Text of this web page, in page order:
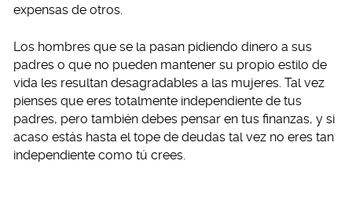
expensas de otros.
Los hombres que se la pasan pidiendo dinero a sus
padres o que no pueden mantener su propio estilo de
vida les resultan desagradables a las mujeres. Tal vez
pienses que eres totalmente independiente de tus
padres, pero también debes pensar en tus finanzas, y si
acaso estás hasta el tope de deudas tal vez no eres tan
independiente como tú crees.